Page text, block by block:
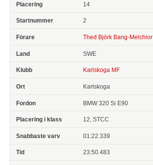
14
2
Thed Björk Bang-Melchior
SWE
Karlskoga MF
Karlskoga
BMW 320 Si E90
12, STCC
01:22.339
23:50.483